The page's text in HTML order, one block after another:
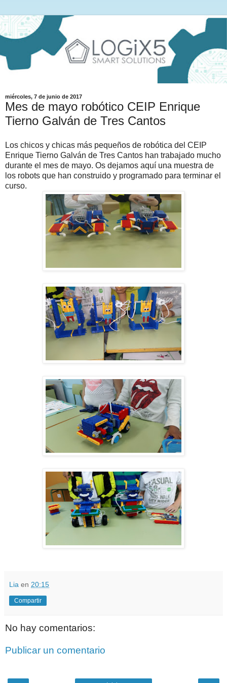
miércoles, 7 de junio de 2017
Mes de mayo robótico CEIP Enrique
Tierno Galván de Tres Cantos
Los chicos y chicas más pequeños de robótica del CEIP
Enrique Tierno Galván de Tres Cantos han trabajado mucho
durante el mes de mayo. Os dejamos aquí una muestra de
los robots que han construido y programado para terminar el
curso.
Lia en 20:15
Compartir
No hay comentarios:
Publicar un comentario